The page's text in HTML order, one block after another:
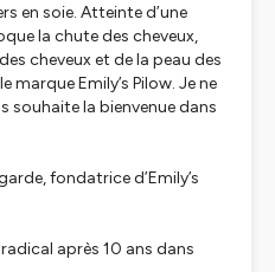
en soie. Atteinte d’une
la chute des cheveux,
cheveux et de la peau des
marque Emily’s Pilow. Je ne
souhaite la bienvenue dans
fondatrice d’Emily’s
après 10 ans dans